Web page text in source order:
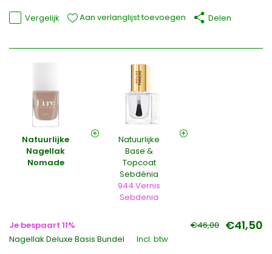
Vergelijk Aan verlanglijst toevoegen Delen
Natuurlijke
Nagellak
Nomade
Natuurlijke
Base &
Topcoat
Sebdénia
944 Vernis
Sebdenia
Je bespaart 11% €46,00 €41,50
Nagellak Deluxe Basis Bundel Incl. btw